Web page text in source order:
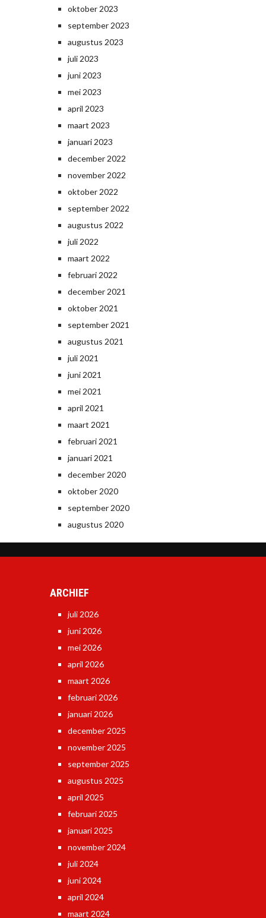
oktober 2023
september 2023
augustus 2023
juli 2023
juni 2023
mei 2023
april 2023
maart 2023
januari 2023
december 2022
november 2022
oktober 2022
september 2022
augustus 2022
juli 2022
maart 2022
februari 2022
december 2021
oktober 2021
september 2021
augustus 2021
juli 2021
juni 2021
mei 2021
april 2021
maart 2021
februari 2021
januari 2021
december 2020
oktober 2020
september 2020
augustus 2020
ARCHIEF
juli 2026
juni 2026
mei 2026
april 2026
maart 2026
februari 2026
januari 2026
december 2025
november 2025
september 2025
augustus 2025
april 2025
februari 2025
januari 2025
november 2024
juli 2024
juni 2024
april 2024
maart 2024